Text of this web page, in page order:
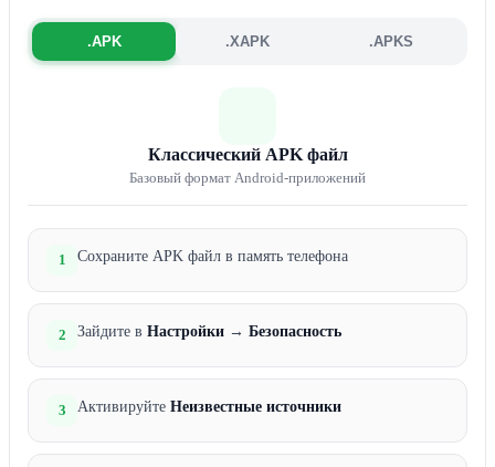
.APK .XAPK .APKS
Классический APK файл
Базовый формат Android-приложений
1 Сохраните APK файл в память телефона
2 Зайдите в Настройки → Безопасность
3 Активируйте Неизвестные источники